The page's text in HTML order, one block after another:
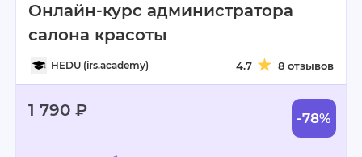
Онлайн-курс администратора
салона красоты
HEDU (irs.academy) 4.7 8 отзывов
1 790 ₽ -78%